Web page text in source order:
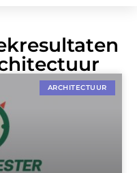
ARCHITECTUUR